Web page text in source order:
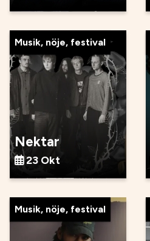
Musik, nöje, festival
Nektar
23 Okt
Musik, nöje, festival